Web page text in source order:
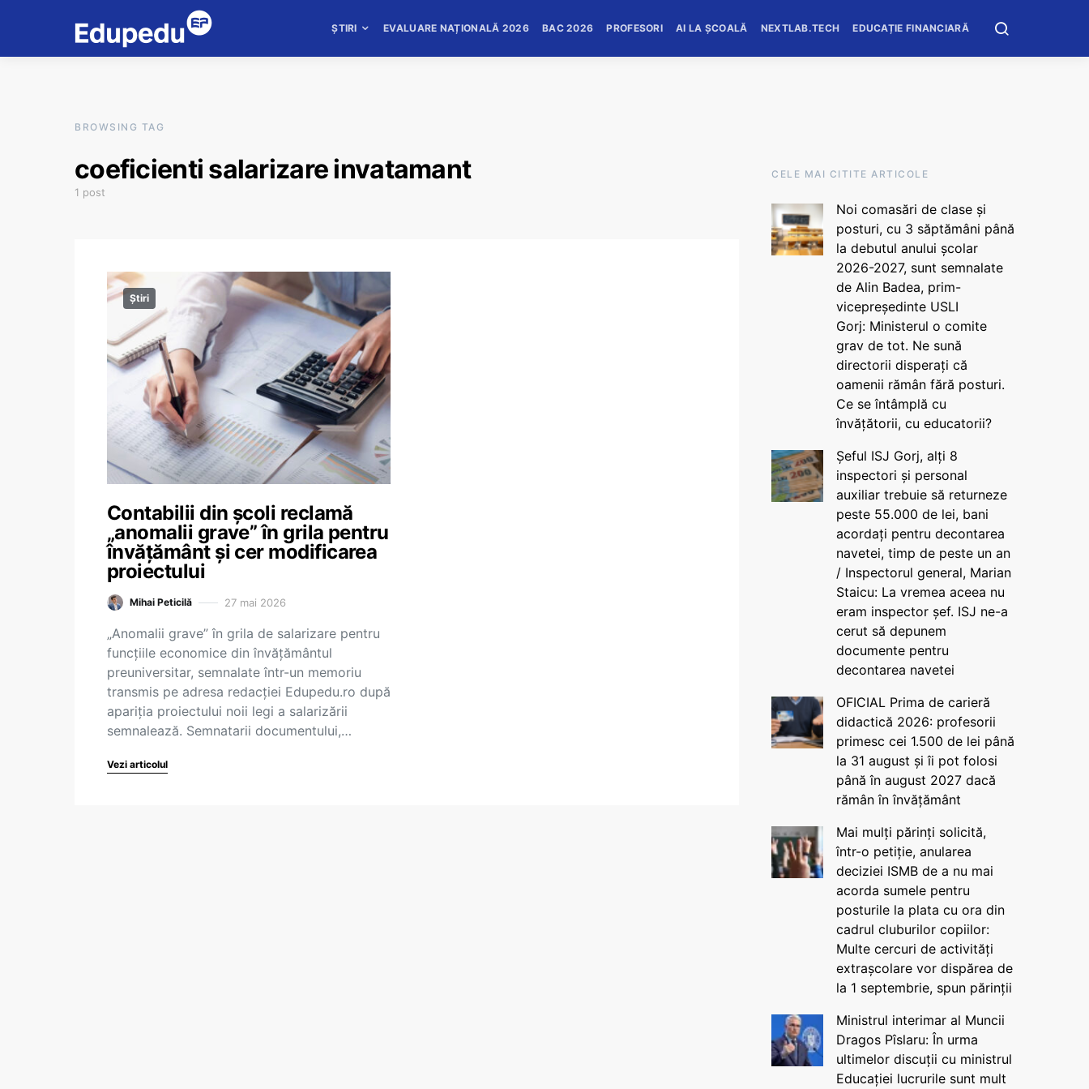
ȘTIRI EVALUARE NAȚIONALĂ 2026 BAC 2026 PROFESORI AI LA ȘCOALĂ NEXTLAB.TECH EDUCAȚIE FINANCIARĂ
BROWSING TAG
coeficienti salarizare invatamant
1 post
Știri
Contabilii din școli reclamă
„anomalii grave” în grila pentru
învățământ și cer modificarea
proiectului
Mihai Peticilă 27 mai 2026
„Anomalii grave” în grila de salarizare pentru
funcțiile economice din învățământul
preuniversitar, semnalate într-un memoriu
transmis pe adresa redacției Edupedu.ro după
apariția proiectului noii legi a salarizării
semnalează. Semnatarii documentului,…
Vezi articolul
CELE MAI CITITE ARTICOLE
Noi comasări de clase și
posturi, cu 3 săptămâni până
la debutul anului școlar
2026-2027, sunt semnalate
de Alin Badea, prim-
vicepreședinte USLI
Gorj: Ministerul o comite
grav de tot. Ne sună
directorii disperați că
oamenii rămân fără posturi.
Ce se întâmplă cu
învățătorii, cu educatorii?
Șeful ISJ Gorj, alți 8
inspectori și personal
auxiliar trebuie să returneze
peste 55.000 de lei, bani
acordați pentru decontarea
navetei, timp de peste un an
/ Inspectorul general, Marian
Staicu: La vremea aceea nu
eram inspector șef. ISJ ne-a
cerut să depunem
documente pentru
decontarea navetei
OFICIAL Prima de carieră
didactică 2026: profesorii
primesc cei 1.500 de lei până
la 31 august și îi pot folosi
până în august 2027 dacă
rămân în învățământ
Mai mulți părinți solicită,
într-o petiție, anularea
deciziei ISMB de a nu mai
acorda sumele pentru
posturile la plata cu ora din
cadrul cluburilor copiilor:
Multe cercuri de activități
extrașcolare vor dispărea de
la 1 septembrie, spun părinții
Ministrul interimar al Muncii
Dragos Pîslaru: În urma
ultimelor discuții cu ministrul
Educației lucrurile sunt mult